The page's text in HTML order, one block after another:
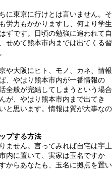
に東京に行けとは言いません。そ
労力もかかりますし、何より学生
ずです。日頃の勉強に追われて自
せめて熊本市内までは出てくる習
や大阪にヒト、モノ、カネ、情報
、やはり熊本市内が一番情報の
全般が完結してしまうという場合
が、やはり熊本市内まで出てき
と思います。情報は質が大事なの
プする方法
ません。言ってみれば自宅は宇土
内に置いて、実家は玉名ですか
からあなたも、玉名に拠点を置い